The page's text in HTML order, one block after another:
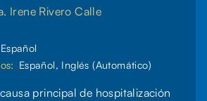
Irene Rivero Calle
Español
Español, Inglés (Automático)
principal de hospitalización